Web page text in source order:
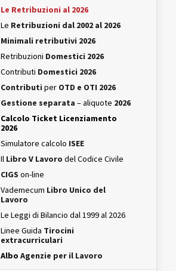
Le Retribuzioni al 2026
Le Retribuzioni dal 2002 al 2026
Minimali retributivi 2026
Retribuzioni Domestici 2026
Contributi Domestici 2026
Contributi per OTD e OTI 2026
Gestione separata – aliquote 2026
Calcolo Ticket Licenziamento
2026
Simulatore calcolo ISEE
Il Libro V Lavoro del Codice Civile
CIGS on-line
Vademecum Libro Unico del
Lavoro
Le Leggi di Bilancio dal 1999 al 2026
Linee Guida Tirocini
extracurriculari
Albo Agenzie per il Lavoro